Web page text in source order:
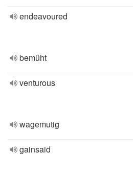
endeavoured
bemüht
venturous
wagemutig
gainsaid